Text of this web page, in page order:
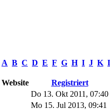
A B C D E F G H I J K
Website
Registriert
Do 13. Okt 2011, 07:40
Mo 15. Jul 2013, 09:41